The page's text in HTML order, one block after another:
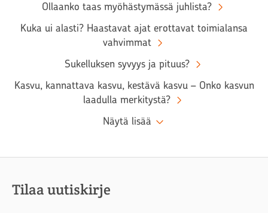
Ollaanko taas myöhästymässä juhlista?
Kuka ui alasti? Haastavat ajat erottavat toimialansa
vahvimmat
Sukelluksen syvyys ja pituus?
Kasvu, kannattava kasvu, kestävä kasvu – Onko kasvun
laadulla merkitystä?
Näytä lisää
Tilaa uutiskirje